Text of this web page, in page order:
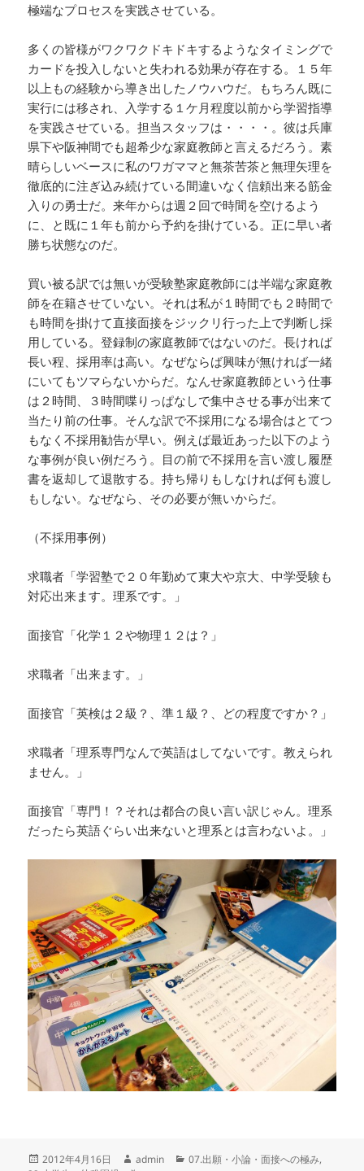
極端なプロセスを実践させている。
多くの皆様がワクワクドキドキするようなタイミングで
カードを投入しないと失われる効果が存在する。１５年
以上もの経験から導き出したノウハウだ。もちろん既に
実行には移され、入学する１ケ月程度以前から学習指導
を実践させている。担当スタッフは・・・・。彼は兵庫
県下や阪神間でも超希少な家庭教師と言えるだろう。素
晴らしいベースに私のワガママと無茶苦茶と無理矢理を
徹底的に注ぎ込み続けている間違いなく信頼出来る筋金
入りの勇士だ。来年からは週２回で時間を空けるよう
に、と既に１年も前から予約を掛けている。正に早い者
勝ち状態なのだ。
買い被る訳では無いが受験塾家庭教師には半端な家庭教
師を在籍させていない。それは私が１時間でも２時間で
も時間を掛けて直接面接をジックリ行った上で判断し採
用している。登録制の家庭教師ではないのだ。長ければ
長い程、採用率は高い。なぜならば興味が無ければ一緒
にいてもツマらないからだ。なんせ家庭教師という仕事
は２時間、３時間喋りっぱなしで集中させる事が出来て
当たり前の仕事。そんな訳で不採用になる場合はとてつ
もなく不採用勧告が早い。例えば最近あった以下のよう
な事例が良い例だろう。目の前で不採用を言い渡し履歴
書を返却して退散する。持ち帰りもしなければ何も渡し
もしない。なぜなら、その必要が無いからだ。
（不採用事例）
求職者「学習塾で２０年勤めて東大や京大、中学受験も
対応出来ます。理系です。」
面接官「化学１２や物理１２は？」
求職者「出来ます。」
面接官「英検は２級？、準１級？、どの程度ですか？」
求職者「理系専門なんで英語はしてないです。教えられ
ません。」
面接官「専門！？それは都合の良い言い訳じゃん。理系
だったら英語ぐらい出来ないと理系とは言わないよ。」
投
2012年4月16日
作
admin
カ
07.出願・小論・面接への極み,